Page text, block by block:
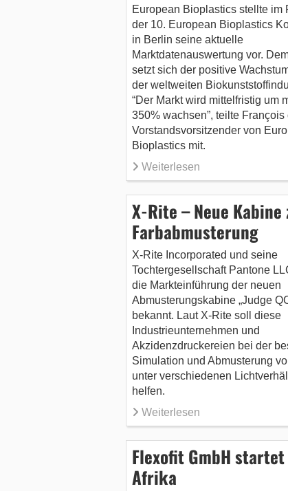
European Bioplastics stellte im
der 10. European Bioplastics
in Berlin seine aktuelle
Marktdatenauswertung vor.
setzt sich der positive
der weltweiten
“Der Markt wird mittelfristig um
350% wachsen”, teilte François
Vorstandsvorsitzender von
Bioplastics mit.
Weiterlesen
X-Rite – Neue Kabine
Farbabmusterung
X-Rite Incorporated und seine
Tochtergesellschaft Pantone
die Markteinführung der neuen
Abmusterungskabine „Judge
bekannt. Laut X-Rite soll diese
Industrieunternehmen und
Akzidenzdruckereien bei der
Simulation und Abmusterung
unter verschiedenen
helfen.
Weiterlesen
Flexofit GmbH
Afrika